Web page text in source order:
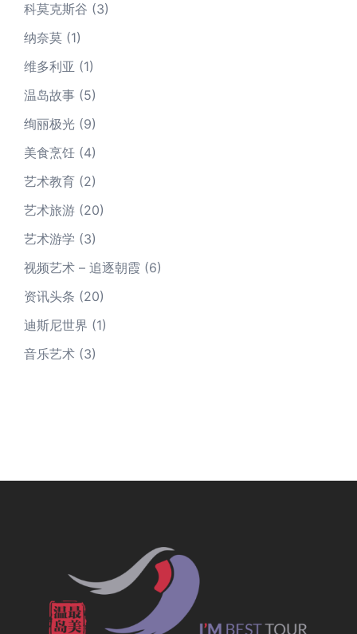
科莫克斯谷 (3)
纳奈莫 (1)
维多利亚 (1)
温岛故事 (5)
绚丽极光 (9)
美食烹饪 (4)
艺术教育 (2)
艺术旅游 (20)
艺术游学 (3)
视频艺术 – 追逐朝霞 (6)
资讯头条 (20)
迪斯尼世界 (1)
音乐艺术 (3)